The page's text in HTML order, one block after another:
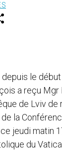
le
a reçu
de Lviv de
la
jeudi matin
du